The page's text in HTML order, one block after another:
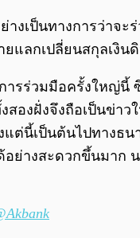
างเป็นทางการว่าจ
แลกเปลี่ยนสกุลเงิน
รร่วมมือครั้งใหญ่
งฝั่งจึงถือเป็นข่า
ต่นี้เป็นต้นไปทางธ
อย่างสะดวกขึ้นมา